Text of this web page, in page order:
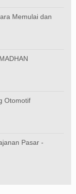
Memulai dan
Otomotif
Pasar -